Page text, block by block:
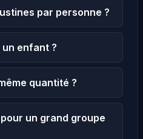
par personne ?
enfant ?
quantité ?
un grand groupe